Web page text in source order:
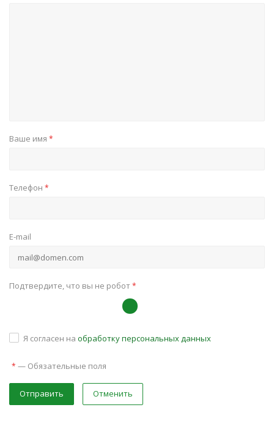
Ваше имя *
Телефон *
E-mail
Подтвердите, что вы не робот*
Я согласен на обработку персональных данных
* — Обязательные поля
Отправить Отменить